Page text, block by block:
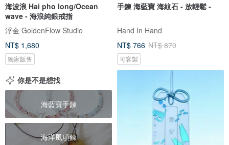
海波浪 Hai pho long/Ocean
wave - 海浪純銀戒指
浮金 GoldenFlow Studio
NT$ 1,680
獨家販售
手鍊 海藍寶 海紋石 - 放輕鬆 -
Hand In Hand
NT$ 766 NT$ 870
可客製
你是不是想找
海藍寶手鍊
海洋風項鍊